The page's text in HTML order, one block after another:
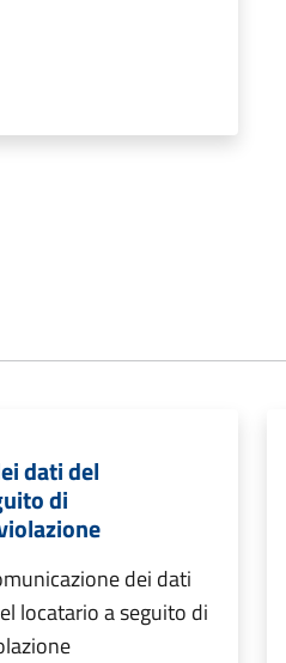
dati del
di
dei dati
locatario a seguito di